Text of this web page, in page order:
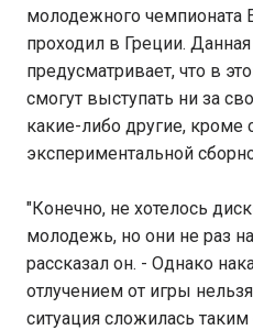
молодежного чемпионата
проходил в Греции.
предусматривает, что в
смогут выступать ни за
какие-либо другие, кроме
экспериментальной
"Конечно, не хотелось
молодежь, но они не раз
рассказал он. - Однако
отлучением от игры
ситуация сложилась